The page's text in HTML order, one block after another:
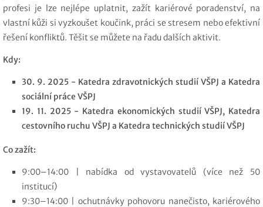
profesi je lze nejlépe uplatnit, zažít kariérové poradenství, na
vlastní kůži si vyzkoušet koučink, práci se stresem nebo efektivní
řešení konfliktů. Těšit se můžete na řadu dalších aktivit.
Kdy:
30. 9. 2025 - Katedra zdravotnických studií VŠPJ a Katedra
sociální práce VŠPJ
19. 11. 2025 - Katedra ekonomických studií VŠPJ, Katedra
cestovního ruchu VŠPJ a Katedra technických studií VŠPJ
Co zažít:
9:00–14:00 | nabídka od vystavovatelů (více než 50
institucí)
9:30–14:00 | ochutnávky pohovoru nanečisto, kariérového